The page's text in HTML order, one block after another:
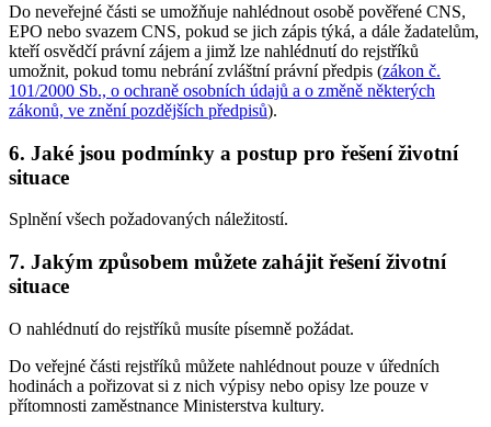
Do neveřejné části se umožňuje nahlédnout osobě pověřené CNS,
EPO nebo svazem CNS, pokud se jich zápis týká, a dále žadatelům,
kteří osvědčí právní zájem a jimž lze nahlédnutí do rejstříků
umožnit, pokud tomu nebrání zvláštní právní předpis (zákon č.
101/2000 Sb., o ochraně osobních údajů a o změně některých
zákonů, ve znění pozdějších předpisů).
6. Jaké jsou podmínky a postup pro řešení životní
situace
Splnění všech požadovaných náležitostí.
7. Jakým způsobem můžete zahájit řešení životní
situace
O nahlédnutí do rejstříků musíte písemně požádat.
Do veřejné části rejstříků můžete nahlédnout pouze v úředních
hodinách a pořizovat si z nich výpisy nebo opisy lze pouze v
přítomnosti zaměstnance Ministerstva kultury.